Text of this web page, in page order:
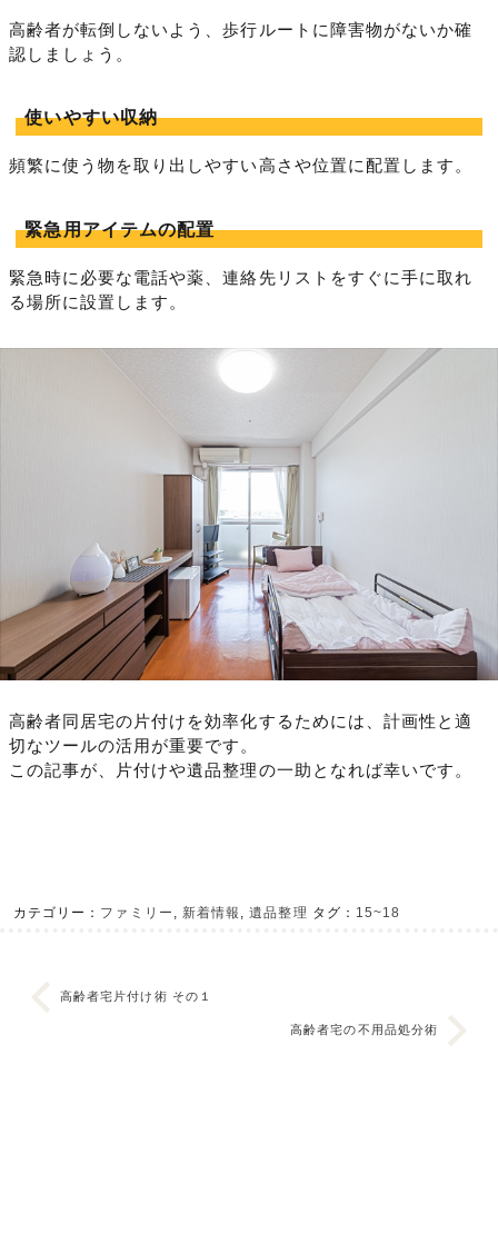
高齢者が転倒しないよう、歩行ルートに障害物がないか確
認しましょう。
使いやすい収納
頻繁に使う物を取り出しやすい高さや位置に配置します。
緊急用アイテムの配置
緊急時に必要な電話や薬、連絡先リストをすぐに手に取れ
る場所に設置します。
高齢者同居宅の片付けを効率化するためには、計画性と適
切なツールの活用が重要です。
この記事が、片付けや遺品整理の一助となれば幸いです。
カテゴリー： ファミリー , 新着情報 ,遺品整理 タグ： 15~18
高齢者宅片付け術 その１
高齢者宅の不用品処分術